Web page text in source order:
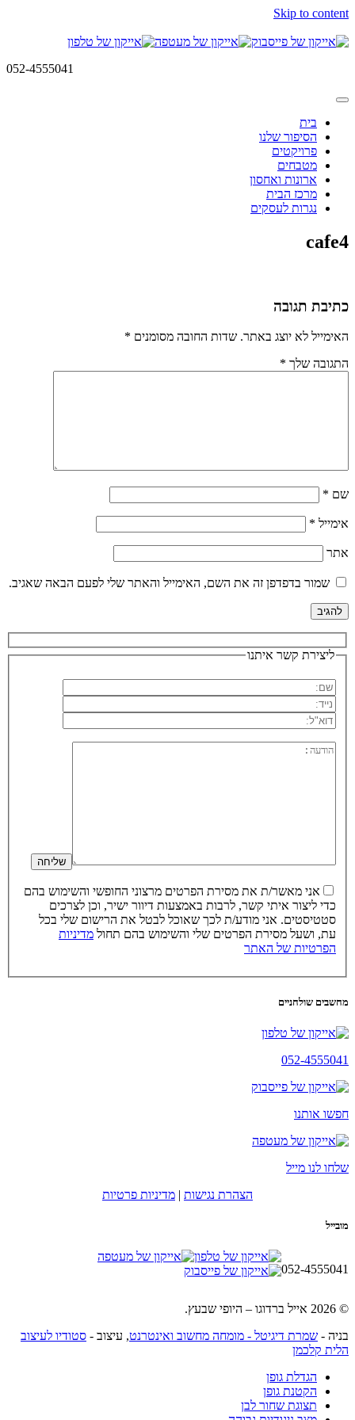
Skip to content
052-4555041
בית
הסיפור שלנו
פרויקטים
מטבחים
ארונות ואחסון
מרכז הבית
נגרות לעסקים
cafe4
כתיבת תגובה
האימייל לא יוצג באתר. שדות החובה מסומנים *
התגובה שלך *
שם *
אימייל *
אתר
שמור בדפדפן זה את השם, האימייל והאתר שלי לפעם הבאה שאגיב.
ליצירת קשר איתנו
אני מאשר/ת את מסירת הפרטים מרצוני החופשי והשימוש בהם
כדי ליצור איתי קשר, לרבות באמצעות דיוור ישיר, וכן לצרכים
סטטיסטים. אני מודע/ת לכך שאוכל לבטל את הרישום שלי בכל
עת, ושעל מסירת הפרטים שלי והשימוש בהם תחול מדיניות
הפרטיות של האתר
מחשבים שולחניים
052-4555041
חפשו אותנו
שלחו לנו מייל
הצהרת נגישות | מדיניות פרטיות
מובייל
052-4555041
© 2026 אייל ברדוגו – היופי שבעץ.
בניה - שמרת דיגיטל - מומחה מחשוב ואינטרנט, עיצוב - סטודיו לעיצוב
הלית קלכמן
הגדלת גופן
הקטנת גופן
תצוגת שחור לבן